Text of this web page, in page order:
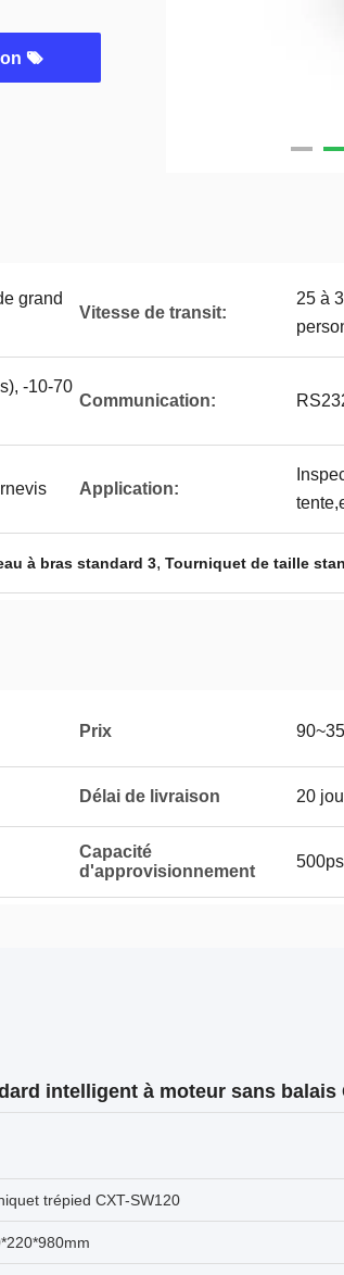
grand
Vitesse de transit:
25 à
-10-70
Communication:
Application:
à bras standard 3, Tourniquet de taille
Prix
Délai de livraison 20
Capacité
d'approvisionnement
500ps
intelligent à moteur sans balais
trépied CXT-SW120